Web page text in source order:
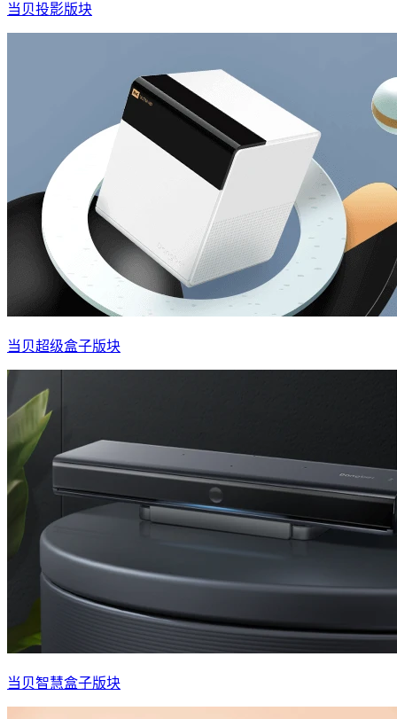
当贝投影版块
当贝超级盒子版块
当贝智慧盒子版块